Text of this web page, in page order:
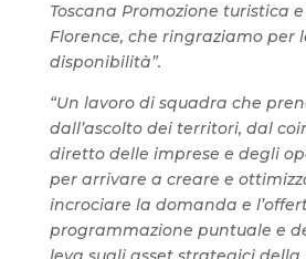
Toscana Promozione turistica
Florence, che ringraziamo per
disponibilità”.
“Un lavoro di squadra che
dall’ascolto dei territori, dal
diretto delle imprese e degli
per arrivare a creare e
incrociare la domanda e
programmazione puntuale e